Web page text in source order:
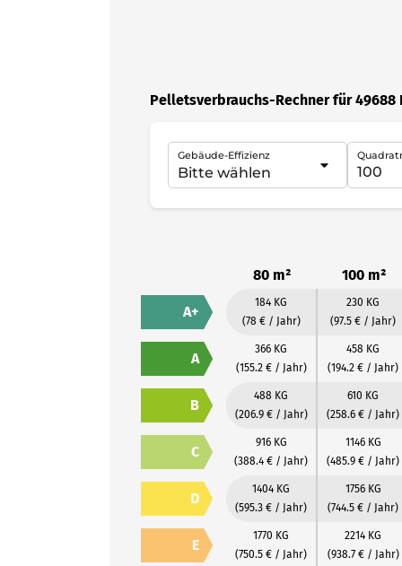
Pelletsverbrauchs-Rechner für 49688
Gebäude-Effizienz
80 m² 100 m²
A+
184 KG
(78 € / Jahr)
230 KG
(97.5 € / Jahr)
A
366 KG
(155.2 € / Jahr)
458 KG
(194.2 € / Jahr)
B
488 KG
(206.9 € / Jahr)
610 KG
(258.6 € / Jahr)
C
916 KG
(388.4 € / Jahr)
1146 KG
(485.9 € / Jahr)
D
1404 KG
(595.3 € / Jahr)
1756 KG
(744.5 € / Jahr)
E
1770 KG
(750.5 € / Jahr)
2214 KG
(938.7 € / Jahr)